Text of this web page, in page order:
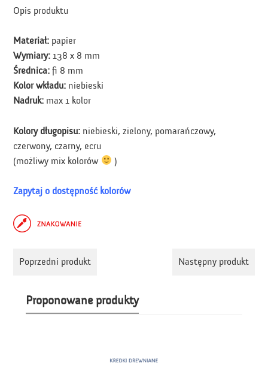
Opis produktu
Materiał: papier
Wymiary: 138 x 8 mm
Średnica: fi 8 mm
Kolor wkładu: niebieski
Nadruk: max 1 kolor
Kolory długopisu: niebieski, zielony, pomarańczowy,
czerwony, czarny, ecru
(możliwy mix kolorów
)
Zapytaj o dostępność kolorów
Poprzedni produkt Następny produkt
Proponowane produkty